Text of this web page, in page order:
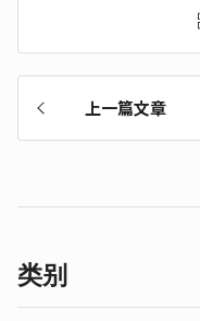
上一篇文章
类别